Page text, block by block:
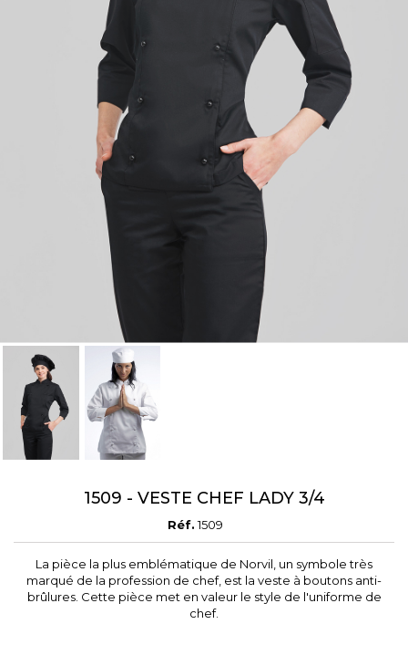
1509 - VESTE CHEF LADY 3/4
Réf. 1509
La pièce la plus emblématique de Norvil, un symbole très
marqué de la profession de chef, est la veste à boutons anti-
brûlures. Cette pièce met en valeur le style de l'uniforme de
chef.
Créer une liste d'envies
Annuler Connexion